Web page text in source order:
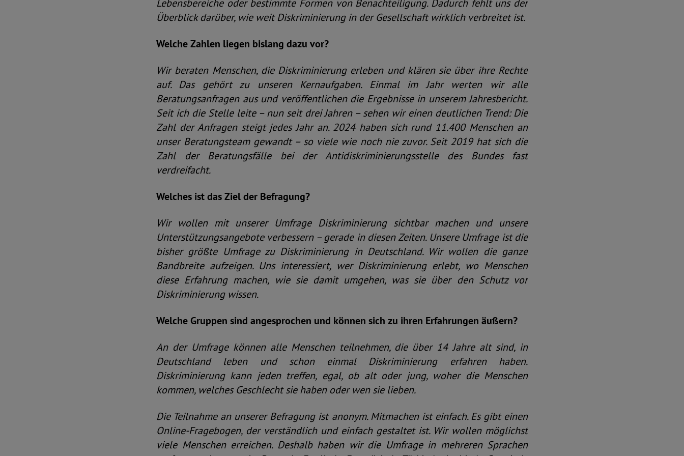
Lebensbereiche oder bestimmte Formen von Benachteiligung. Dadurch fehlt uns der
Überblick darüber, wie weit Diskriminierung in der Gesellschaft wirklich verbreitet ist.
Welche Zahlen liegen bislang dazu vor?
Wir beraten Menschen, die Diskriminierung erleben und klären sie über ihre Rechte
auf. Das gehört zu unseren Kernaufgaben. Einmal im Jahr werten wir alle
Beratungsanfragen aus und veröffentlichen die Ergebnisse in unserem Jahresbericht.
Seit ich die Stelle leite – nun seit drei Jahren – sehen wir einen deutlichen Trend: Die
Zahl der Anfragen steigt jedes Jahr an. 2024 haben sich rund 11.400 Menschen an
unser Beratungsteam gewandt – so viele wie noch nie zuvor. Seit 2019 hat sich die
Zahl der Beratungsfälle bei der Antidiskriminierungsstelle des Bundes fast
verdreifacht.
Welches ist das Ziel der Befragung?
Wir wollen mit unserer Umfrage Diskriminierung sichtbar machen und unsere
Unterstützungsangebote verbessern – gerade in diesen Zeiten. Unsere Umfrage ist die
bisher größte Umfrage zu Diskriminierung in Deutschland. Wir wollen die ganze
Bandbreite aufzeigen. Uns interessiert, wer Diskriminierung erlebt, wo Menschen
diese Erfahrung machen, wie sie damit umgehen, was sie über den Schutz vor
Diskriminierung wissen.
Welche Gruppen sind angesprochen und können sich zu ihren Erfahrungen äußern?
An der Umfrage können alle Menschen teilnehmen, die über 14 Jahre alt sind, in
Deutschland leben und schon einmal Diskriminierung erfahren haben.
Diskriminierung kann jeden treffen, egal, ob alt oder jung, woher die Menschen
kommen, welches Geschlecht sie haben oder wen sie lieben.
Die Teilnahme an unserer Befragung ist anonym. Mitmachen ist einfach. Es gibt einen
Online-Fragebogen, der verständlich und einfach gestaltet ist. Wir wollen möglichst
viele Menschen erreichen. Deshalb haben wir die Umfrage in mehreren Sprachen